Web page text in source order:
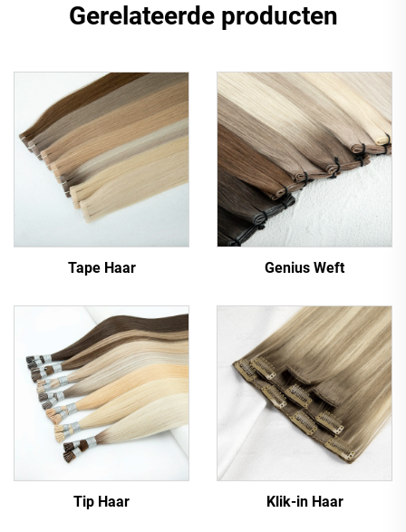
Gerelateerde producten
Tape Haar Genius Weft
Tip Haar Klik-in Haar